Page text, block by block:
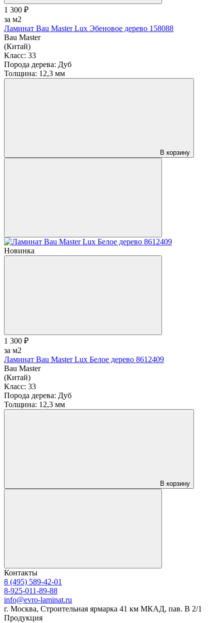
1 300 ₽
за м2
Ламинат Bau Master Lux Эбеновое дерево 158088
Bau Master
(Китай)
Класс: 33
Порода дерева: Дуб
Толщина: 12,3 мм
В корзину
Новинка
1 300 ₽
за м2
Ламинат Bau Master Lux Белое дерево 8612409
Bau Master
(Китай)
Класс: 33
Порода дерева: Дуб
Толщина: 12,3 мм
В корзину
Контакты
8 (495) 589-42-01
8-925-011-89-88
info@evro-laminat.ru
г. Москва, Строительная ярмарка 41 км МКАД, пав. В 2/1
Продукция